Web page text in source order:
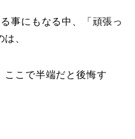
事にもなる中、「頑張っ
、
ここで半端だと後悔す